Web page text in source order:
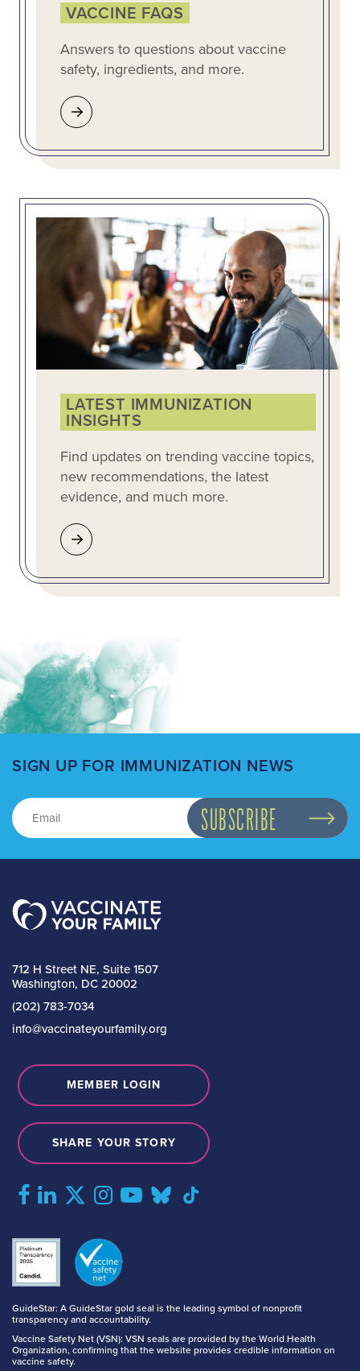
VACCINE FAQS
Answers to questions about vaccine
safety, ingredients, and more.
LATEST IMMUNIZATION
INSIGHTS
Find updates on trending vaccine topics,
new recommendations, the latest
evidence, and much more.
SIGN UP FOR IMMUNIZATION NEWS
712 H Street NE, Suite 1507
Washington, DC 20002
(202) 783-7034
info@vaccinateyourfamily.org
GuideStar: A GuideStar gold seal is the leading symbol of nonprofit
transparency and accountability.
Vaccine Safety Net (VSN): VSN seals are provided by the World Health
Organization, confirming that the website provides credible information on
vaccine safety.
MEMBER LOGIN
SHARE YOUR STORY